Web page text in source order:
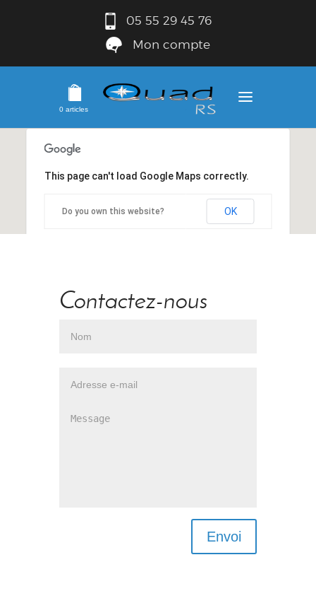
05 55 29 45 76
Mon compte
0 articles
This page can't load Google Maps correctly.
Do you own this website? OK
Contactez-nous